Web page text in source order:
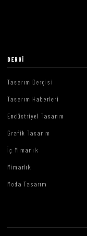
DERGI
Tasarım Dergisi
Tasarım Haberleri
Endüstriyel Tasarım
Grafik Tasarım
İç Mimarlık
Mimarlık
Moda Tasarım